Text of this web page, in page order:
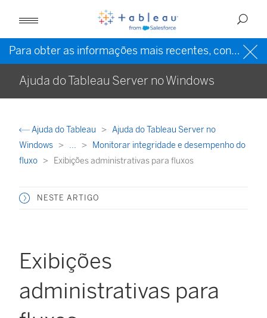
Para obter as informações mais recentes, consulte a
Ajuda do Tableau Server no Windows
Ajuda do Tableau
Ajuda do Tableau Server no
Windows
...
Monitorar integridade e desempenho do
fluxo
Exibições administrativas para fluxos
NESTE ARTIGO
Exibições
administrativas para